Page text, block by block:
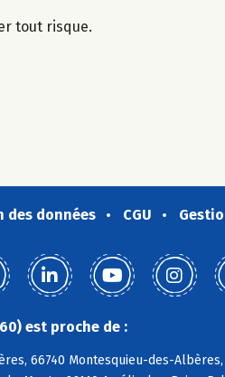
tout risque.
des données CGU
est proche de :
66740 Montesquieu-des-